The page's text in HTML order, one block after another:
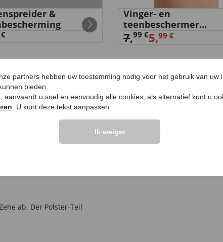
&
Vinger- en
teenbeschermer
'Menthogol' 1 paar
7,99 €5,99 €
ZEGGEN
>>
ab. Der Polster-Teil
UW
partners hebben uw toestemming nodig voor het gebruik van uw
bieden.
aanvaardt u snel en eenvoudig alle cookies, als alternatief kunt u
. U kunt deze tekst aanpassen
Ik weiger